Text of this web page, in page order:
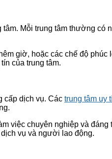
Mỗi trung tâm thường có
giờ, hoặc các chế độ
của trung tâm.
cấp dịch vụ. Các trung tâm uy
việc chuyên nghiệp và
vụ và người lao động.